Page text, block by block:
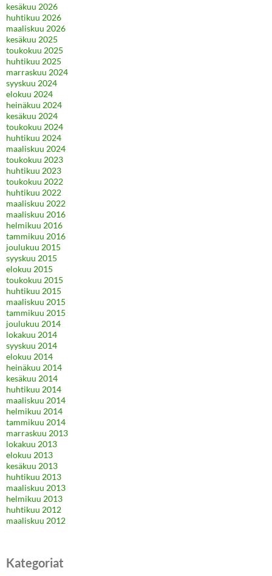
kesäkuu 2026
huhtikuu 2026
maaliskuu 2026
kesäkuu 2025
toukokuu 2025
huhtikuu 2025
marraskuu 2024
syyskuu 2024
elokuu 2024
heinäkuu 2024
kesäkuu 2024
toukokuu 2024
huhtikuu 2024
maaliskuu 2024
toukokuu 2023
huhtikuu 2023
toukokuu 2022
huhtikuu 2022
maaliskuu 2022
maaliskuu 2016
helmikuu 2016
tammikuu 2016
joulukuu 2015
syyskuu 2015
elokuu 2015
toukokuu 2015
huhtikuu 2015
maaliskuu 2015
tammikuu 2015
joulukuu 2014
lokakuu 2014
syyskuu 2014
elokuu 2014
heinäkuu 2014
kesäkuu 2014
huhtikuu 2014
maaliskuu 2014
helmikuu 2014
tammikuu 2014
marraskuu 2013
lokakuu 2013
elokuu 2013
kesäkuu 2013
huhtikuu 2013
maaliskuu 2013
helmikuu 2013
huhtikuu 2012
maaliskuu 2012
Kategoriat